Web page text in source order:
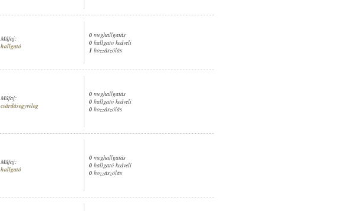
Műfaj:
hallgató
0 meghallgatás
0 hallgató kedveli
1 hozzászólás
Műfaj:
csárdásegyveleg
0 meghallgatás
0 hallgató kedveli
0 hozzászólás
Műfaj:
hallgató
0 meghallgatás
0 hallgató kedveli
0 hozzászólás